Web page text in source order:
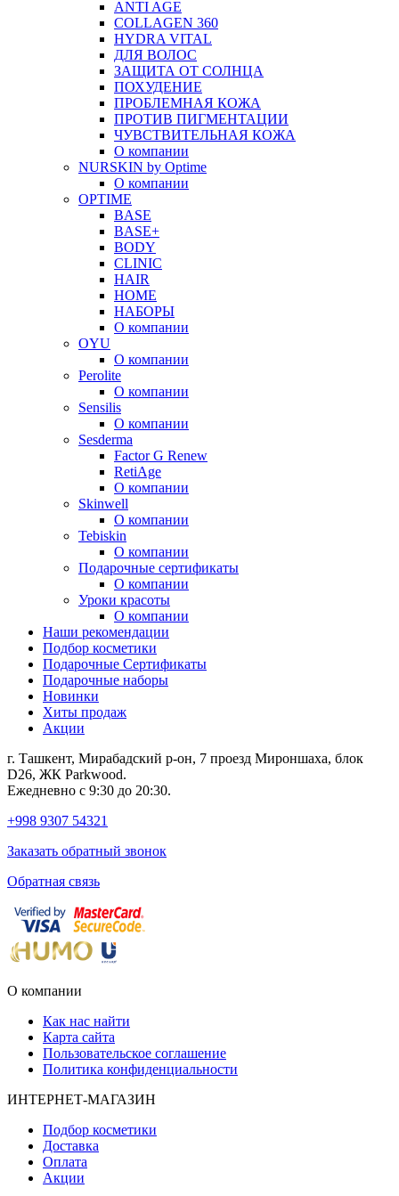
ANTI AGE
COLLAGEN 360
HYDRA VITAL
ДЛЯ ВОЛОС
ЗАЩИТА ОТ СОЛНЦА
ПОХУДЕНИЕ
ПРОБЛЕМНАЯ КОЖА
ПРОТИВ ПИГМЕНТАЦИИ
ЧУВСТВИТЕЛЬНАЯ КОЖА
О компании
NURSKIN by Optime
О компании
OPTIME
BASE
BASE+
BODY
CLINIC
HAIR
HOME
НАБОРЫ
О компании
OYU
О компании
Perolite
О компании
Sensilis
О компании
Sesderma
Factor G Renew
RetiAge
О компании
Skinwell
О компании
Tebiskin
О компании
Подарочные сертификаты
О компании
Уроки красоты
О компании
Наши рекомендации
Подбор косметики
Подарочные Сертификаты
Подарочные наборы
Новинки
Хиты продаж
Акции
г. Ташкент, Мирабадский р-он, 7 проезд Мироншаха, блок
D26, ЖК Раrkwood.
Ежедневно с 9:30 до 20:30.
+998 9307 54321
Заказать обратный звонок
Обратная связь
О компании
Как нас найти
Карта сайта
Пользовательское соглашение
Политика конфиденциальности
ИНТЕРНЕТ-МАГАЗИН
Подбор косметики
Доставка
Оплата
Акции